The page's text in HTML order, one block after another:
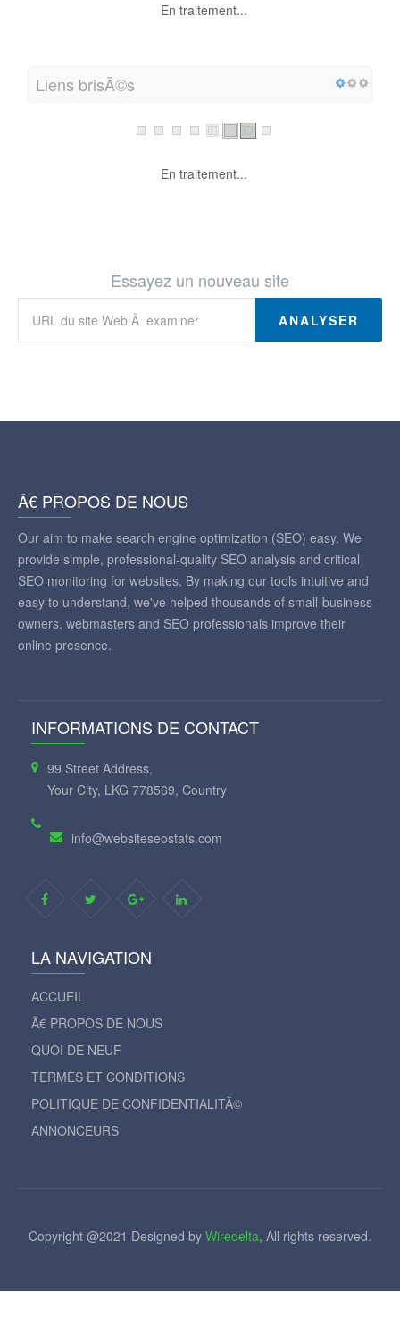
En traitement...
Liens brisÃ©s
En traitement...
Essayez un nouveau site
ANALYSER
Ã€ PROPOS DE NOUS
Our aim to make search engine optimization (SEO) easy. We
provide simple, professional-quality SEO analysis and critical
SEO monitoring for websites. By making our tools intuitive and
easy to understand, we've helped thousands of small-business
owners, webmasters and SEO professionals improve their
online presence.
INFORMATIONS DE CONTACT
99 Street Address,
Your City, LKG 778569, Country
info@websiteseostats.com
LA NAVIGATION
ACCUEIL
Ã€ PROPOS DE NOUS
QUOI DE NEUF
TERMES ET CONDITIONS
POLITIQUE DE CONFIDENTIALITÃ©
ANNONCEURS
Copyright @2021 Designed by Wiredelta, All rights reserved.